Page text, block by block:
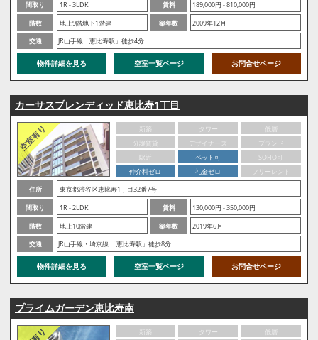
間取り
1R - 3LDK 賃料
189,000円 - 810,000円
階数
地上9階地下1階建 築年数
2009年12月
交通
JR山手線「恵比寿駅」徒歩4分
物件詳細を見る 空室一覧ページ お問合せページ
カーサスプレンディッド恵比寿1丁目
新築 タワー
低層
分譲賃貸
デザイナーズ
ブランド
駅近
ペット可
SOHO可
仲介料ゼロ
礼金ゼロ
フリーレント
住所
東京都渋谷区恵比寿1丁目32番7号
間取り
1R - 2LDK 賃料
130,000円 - 350,000円
階数
地上10階建 築年数
2019年6月
交通
JR山手線・埼京線 「恵比寿駅」徒歩8分
物件詳細を見る 空室一覧ページ お問合せページ
プライムガーデン恵比寿南
新築 タワー
低層